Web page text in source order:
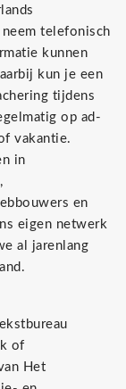
neem telefonisch
kunnen
kun je een
tijdens
op ad-
vakantie.
in
en
eigen netwerk
al jarenlang
of
Het